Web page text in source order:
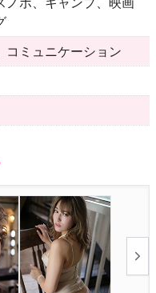
コミュニケーション